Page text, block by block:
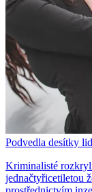
Podvedla desítky
Kriminalisté
jednačtyřicetiletou